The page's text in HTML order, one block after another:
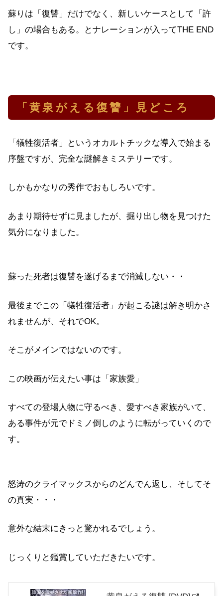
蘇りは「復讐」だけでなく、新しいケースとして「許
し」の場合もある。とナレーションが入ってTHE END
です。
「黄泉がえる復讐」見どころ
「犠牲復活者」というオカルトチックな導入で始まる
序盤ですが、完全な謎解きミステリーです。
しかもかなりの秀作でおもしろいです。
あまり期待せずに見ましたが、掘り出し物を見つけた
気分になりました。
蘇った死者は復讐を遂げるまで消滅しない・・
最後までこの「犠牲復活者」が起こる謎は解き明かさ
れませんが、それでOK。
そこがメインではないのです。
この映画が伝えたい事は「家族愛」
すべての登場人物に守るべき、愛すべき家族がいて、
ある事件が元でドミノ倒しのように転がっていくので
す。
怒涛のクライマックスからのどんでん返し、そしてそ
の真実・・・
意外な結末にきっと驚かれるでしょう。
じっくりと鑑賞していただきたいです。